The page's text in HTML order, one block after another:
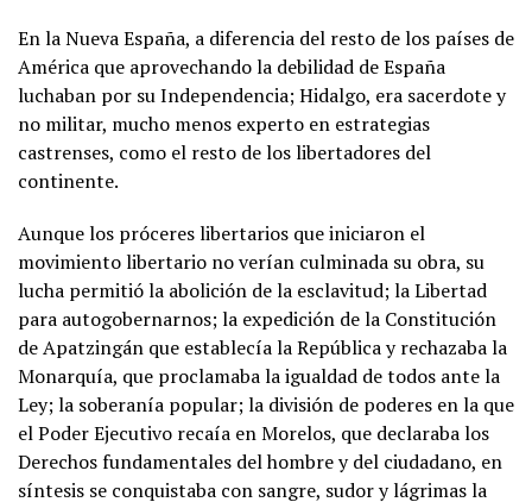
En la Nueva España, a diferencia del resto de los países de
América que aprovechando la debilidad de España
luchaban por su Independencia; Hidalgo, era sacerdote y
no militar, mucho menos experto en estrategias
castrenses, como el resto de los libertadores del
continente.
Aunque los próceres libertarios que iniciaron el
movimiento libertario no verían culminada su obra, su
lucha permitió la abolición de la esclavitud; la Libertad
para autogobernarnos; la expedición de la Constitución
de Apatzingán que establecía la República y rechazaba la
Monarquía, que proclamaba la igualdad de todos ante la
Ley; la soberanía popular; la división de poderes en la que
el Poder Ejecutivo recaía en Morelos, que declaraba los
Derechos fundamentales del hombre y del ciudadano, en
síntesis se conquistaba con sangre, sudor y lágrimas la